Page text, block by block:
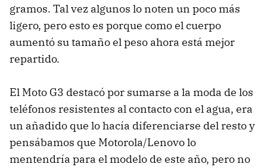
gramos. Tal vez algunos lo noten un poco más
ligero, pero esto es porque como el cuerpo
aumentó su tamaño el peso ahora está mejor
repartido.
El Moto G3 destacó por sumarse a la moda de los
teléfonos resistentes al contacto con el agua, era
un añadido que lo hacía diferenciarse del resto y
pensábamos que Motorola/Lenovo lo
mentendría para el modelo de este año, pero no